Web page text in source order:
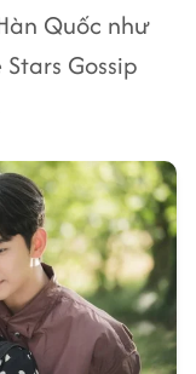
Quốc như
Gossip